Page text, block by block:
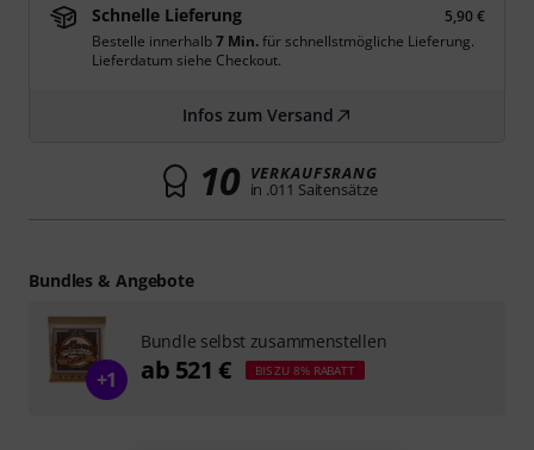
Schnelle Lieferung
5,90 €
Bestelle innerhalb7 Min.für schnellstmögliche Lieferung.
Lieferdatum siehe Checkout.
Infos zum Versand
10 VERKAUFSRANG
in .011 Saitensätze
Bundles & Angebote
+1
Bundle selbst zusammenstellen
ab 521 € BIS ZU 8% RABATT